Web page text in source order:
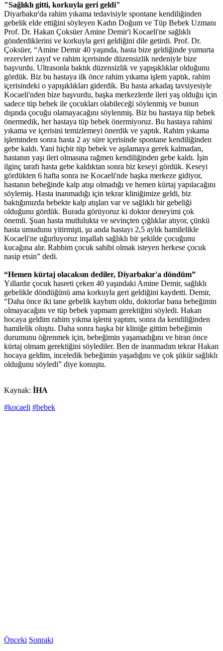
"Sağlıklı gitti, korkuyla geri geldi"
Diyarbakır'da rahim yıkama tedavisiyle spontane kendiliğinden
gebelik elde ettiğini söyleyen Kadın Doğum ve Tüp Bebek Uzmanı
Prof. Dr. Hakan Çoksüer Amine Demir'i Kocaeli'ne sağlıklı
gönderdiklerini ve korkuyla geri geldiğini dile getirdi. Prof. Dr.
Çoksüer, “Amine Demir 40 yaşında, hasta bize geldiğinde yumurta
rezervleri zayıf ve rahim içerisinde düzensizlik nedeniyle bize
başvurdu. Ultrasonla baktık düzensizlik ve yapışıklıklar olduğunu
gördük. Biz bu hastaya ilk önce rahim yıkama işlem yaptık, rahim
içerisindeki o yapışıklıkları giderdik. Bu hasta arkadaş tavsiyesiyle
Kocaeli'nden bize başvurdu, başka merkezlerde ileri yaş olduğu için
sadece tüp bebek ile çocukları olabileceği söylenmiş ve bunun
dışında çocuğu olamayacağını söylenmiş. Biz bu hastaya tüp bebek
önermedik, her hastaya tüp bebek önermiyoruz. Bu hastaya rahimi
yıkama ve içerisini temizlemeyi önerdik ve yaptık. Rahim yıkama
işleminden sonra hasta 2 ay süre içerisinde spontane kendiliğinden
gebe kaldı. Yani hiçbir tüp bebek ve aşılamaya gerek kalmadan,
hastanın yaşı ileri olmasına rağmen kendiliğinden gebe kaldı. İşin
ilginç tarafı hasta gebe kaldıktan sonra biz keseyi gördük. Keseyi
gördükten 6 hafta sonra ise Kocaeli'nde başka merkeze gidiyor,
hastanın bebeğinde kalp atışı olmadığı ve hemen kürtaj yapılacağını
söylemiş. Hasta inanmadığı için tekrar kliniğimize geldi, biz
baktığımızda bebekte kalp atışları var ve sağlıklı bir gebeliği
olduğunu gördük. Burada görüyoruz ki doktor deneyimi çok
önemli. Şuan hasta mutlulukta ve sevinçten çığlıklar atıyor, çünkü
hasta umudunu yitirmişti, şu anda hastayı 2,5 aylık hamilelikle
Kocaeli'ne uğurluyoruz inşallah sağlıklı bir şekilde çocuğunu
kucağına alır. Rabbim çocuk sahibi olmak isteyen herkese çocuk
nasip etsin” dedi.
“Hemen kürtaj olacaksın dediler, Diyarbakır'a döndüm”
Yıllardır çocuk hasreti çeken 40 yaşındaki Amine Demir, sağlıklı
gebelikle döndüğünü ama korkuyla geri geldiğini kaydetti. Demir,
“Daha önce iki tane gebelik kaybım oldu, doktorlar bana bebeğimin
olmayacağını ve tüp bebek yapmam gerektiğini söyledi. Hakan
hocaya geldim rahim yıkma işlemi yaptım, sonra da kendiliğinden
hamilelik oluştu. Daha sonra başka bir kliniğe gittim bebeğimin
durumunu öğrenmek için, bebeğimin yaşamadığını ve biran önce
kürtaj olmam gerektiğini söylediler. Ben de inanmadım tekrar Hakan
hocaya geldim, inceledik bebeğimin yaşadığını ve çok şükür sağlıklı
olduğunu söyledi” diye konuştu.
Kaynak: İHA
#kocaeli #bebek
Önceki Sonraki